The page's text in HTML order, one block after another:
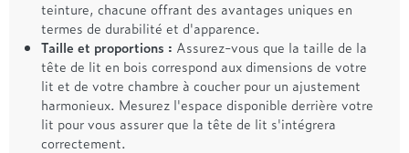
teinture, chacune offrant des avantages uniques en
termes de durabilité et d'apparence.
Taille et proportions : Assurez-vous que la taille de la
tête de lit en bois correspond aux dimensions de votre
lit et de votre chambre à coucher pour un ajustement
harmonieux. Mesurez l'espace disponible derrière votre
lit pour vous assurer que la tête de lit s'intégrera
correctement.